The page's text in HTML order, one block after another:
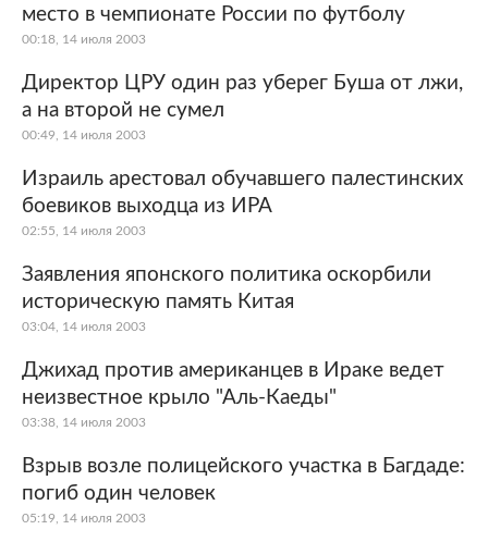
Мир
Экономика Силовые структуры
Наука и техника
Культура Интернет и СМИ
Ценности
Из жизни Среда обитания
Забота о себе
место в чемпионате России по футболу
00:18, 14 июля 2003
Директор ЦРУ один раз уберег Буша от лжи,
а на второй не сумел
00:49, 14 июля 2003
Израиль арестовал обучавшего палестинских
боевиков выходца из ИРА
02:55, 14 июля 2003
Заявления японского политика оскорбили
историческую память Китая
03:04, 14 июля 2003
Джихад против американцев в Ираке ведет
неизвестное крыло "Аль-Каеды"
03:38, 14 июля 2003
Взрыв возле полицейского участка в Багдаде:
погиб один человек
05:19, 14 июля 2003